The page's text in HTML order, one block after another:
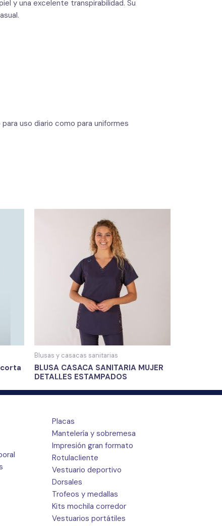
y una excelente transpirabilidad. Su
uso diario como para uniformes
Blusas y casacas sanitarias
BLUSA CASACA SANITARIA MUJER
DETALLES ESTAMPADOS
Placas
Mantelería y sobremesa
Impresión gran formato
Rotulacliente
Vestuario deportivo
Dorsales
Trofeos y medallas
Kits mochila corredor
Vestuarios portátiles